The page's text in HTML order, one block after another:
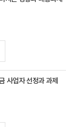
사업자 선정과 과제